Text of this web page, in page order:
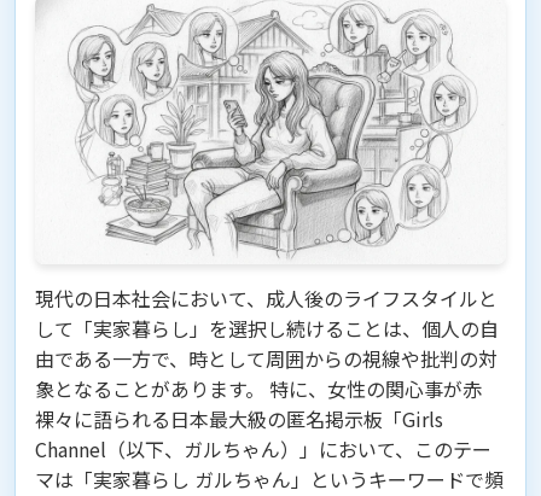
現代の日本社会において、成人後のライフスタイルと
して「実家暮らし」を選択し続けることは、個人の自
由である一方で、時として周囲からの視線や批判の対
象となることがあります。 特に、女性の関心事が赤
裸々に語られる日本最大級の匿名掲示板「Girls
Channel（以下、ガルちゃん）」において、このテー
マは「実家暮らし ガルちゃん」というキーワードで頻